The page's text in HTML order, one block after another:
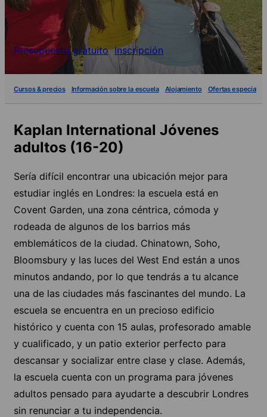
Presupuesto gratuito Inscripción
Cursos & precios Información sobre la escuela Alojamiento Ofertas especiales
Kaplan International Jóvenes
adultos (16-20)
Sería difícil encontrar una ubicación mejor para
estudiar inglés en Londres: la escuela está en
Covent Garden, una zona céntrica, cómoda y
rodeada de algunos de los barrios más
emblemáticos de la ciudad. Chinatown, Soho,
Bloomsbury y las luces del West End están a unos
minutos andando, por lo que tendrás a tu alcance
una de las ciudades más fascinantes del mundo. La
escuela se encuentra en un precioso edificio
histórico y cuenta con 15 aulas, profesorado amable
y cualificado, y un patio exterior perfecto para
descansar y socializar entre clase y clase. Además,
la escuela cuenta con un programa para jóvenes
adultos pensado para ayudarte a descubrir Londres
sin renunciar a tu independencia.